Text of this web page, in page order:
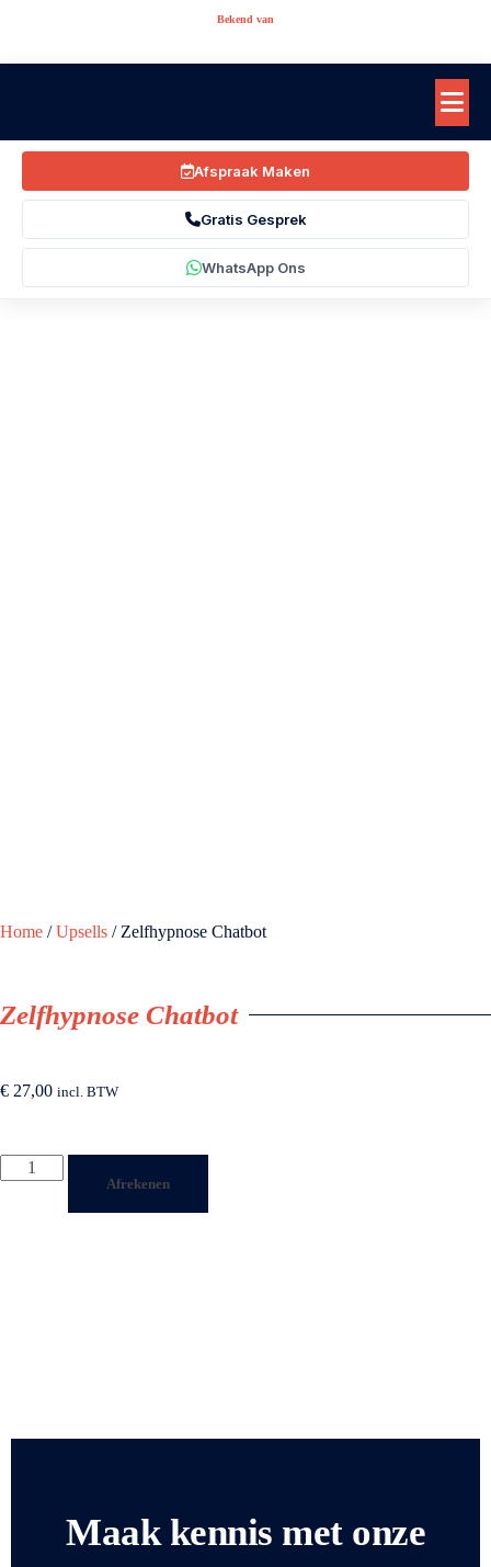
Bekend van
Afspraak Maken
Gratis Gesprek
WhatsApp Ons
Home /Upsells / Zelfhypnose Chatbot
Zelfhypnose Chatbot
€ 27,00 incl. BTW
Afrekenen
Maak kennis met onze